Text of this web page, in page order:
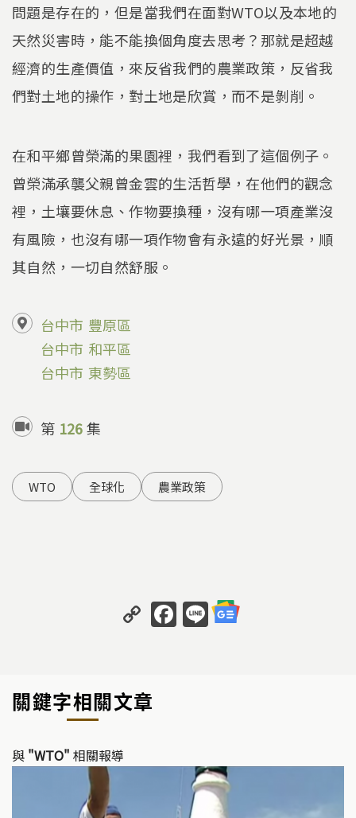
問題是存在的，但是當我們在面對WTO以及本地的
天然災害時，能不能換個角度去思考？那就是超越
經濟的生產價值，來反省我們的農業政策，反省我
們對土地的操作，對土地是欣賞，而不是剝削。
在和平鄉曾榮滿的果園裡，我們看到了這個例子。
曾榮滿承襲父親曾金雲的生活哲學，在他們的觀念
裡，土壤要休息、作物要換種，沒有哪一項產業沒
有風險，也沒有哪一項作物會有永遠的好光景，順
其自然，一切自然舒服。
台中市 豐原區
台中市 和平區
台中市 東勢區
第 126集
WTO 全球化 農業政策
C
o
y
Li
k
F
a
o
k
Li
n
關鍵字相關文章
與 "WTO" 相關報導